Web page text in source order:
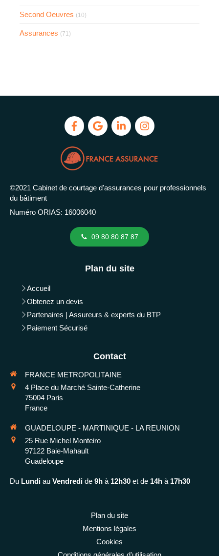
Second Oeuvres (10)
Assurances (71)
©2021 Cabinet de courtage d'assurances pour professionnels
du bâtiment
Numéro ORIAS: 16006040
09 80 80 87 87
Plan du site
Accueil
Obtenez un devis
Partenaires | Assureurs & experts du BTP
Paiement Sécurisé
Contact
FRANCE METROPOLITAINE
4 Place du Marché Sainte-Catherine
75004 Paris
France
GUADELOUPE - MARTINIQUE - LA REUNION
25 Rue Michel Monteiro
97122 Baie-Mahault
Guadeloupe
Du Lundi au Vendredi de 9h à 12h30 et de 14h à 17h30
Plan du site
Mentions légales
Cookies